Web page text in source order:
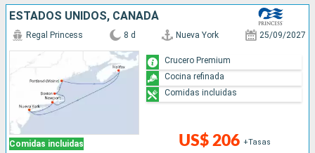
ESTADOS UNIDOS, CANADÁ
Comidas incluidas
Regal Princess 8 d Nueva York 25/09/2027
US$ 206 +Tasas
Crucero Premium
Cocina refinada
Comidas incluidas